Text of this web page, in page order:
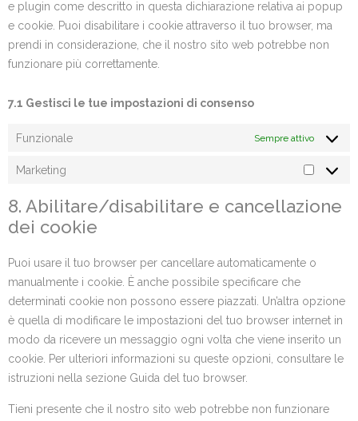
e plugin come descritto in questa dichiarazione relativa ai popup
e cookie. Puoi disabilitare i cookie attraverso il tuo browser, ma
prendi in considerazione, che il nostro sito web potrebbe non
funzionare più correttamente.
7.1 Gestisci le tue impostazioni di consenso
Funzionale Sempre attivo
Marketing
8. Abilitare/disabilitare e cancellazione
dei cookie
Puoi usare il tuo browser per cancellare automaticamente o
manualmente i cookie. È anche possibile specificare che
determinati cookie non possono essere piazzati. Un’altra opzione
è quella di modificare le impostazioni del tuo browser internet in
modo da ricevere un messaggio ogni volta che viene inserito un
cookie. Per ulteriori informazioni su queste opzioni, consultare le
istruzioni nella sezione Guida del tuo browser.
Tieni presente che il nostro sito web potrebbe non funzionare